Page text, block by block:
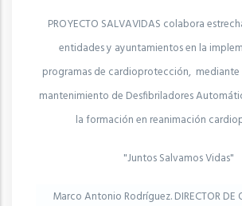
PROYECTO SALVAVIDAS colabora
entidades y ayuntamientos en la
programas de cardioprotección,
mantenimiento de Desfibriladores
la formación en reanimación
"Juntos Salvamos Vidas"
Marco Antonio Rodríguez. DIRECTOR DE